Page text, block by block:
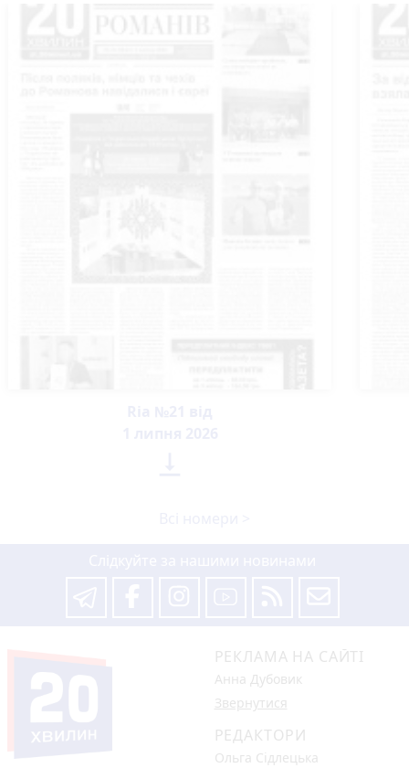
РЕКЛАМА НА САЙТІ
Анна Дубовик
Звернутися
РЕДАКТОРИ
Ольга Сідлецька